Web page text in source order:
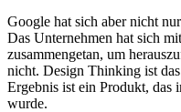
Google hat sich aber nicht
Das Unternehmen hat sich
zusammengetan, um
nicht. Design Thinking ist
Ergebnis ist ein Produkt,
wurde.